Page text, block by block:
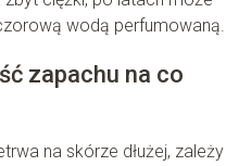
wodą perfumowaną.
zapachu na co
na skórze dłużej, zależy